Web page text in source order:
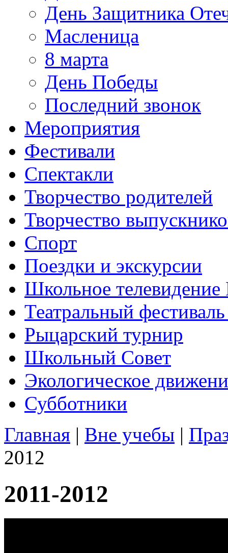
День Защитника
Масленица
8 марта
День Победы
Последний звонок
Мероприятия
Фестивали
Спектакли
Творчество родителей
Творчество
Спорт
Поездки и экскурсии
Школьное
Театральный
Рыцарский турнир
Школьный Совет
Экологическое
Субботники
Главная | Вне учебы |
2012
2011-2012